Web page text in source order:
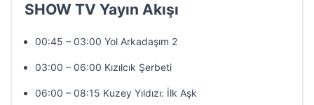
SHOW TV Yayın Akışı
00:45 – 03:00 Yol Arkadaşım 2
03:00 – 06:00 Kızılcık Şerbeti
06:00 – 08:15 Kuzey Yıldızı: İlk Aşk